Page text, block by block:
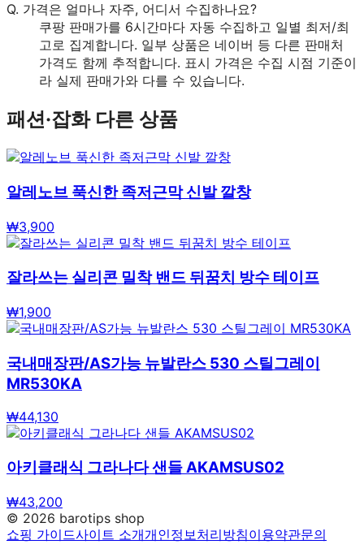
Q. 가격은 얼마나 자주, 어디서 수집하나요?
쿠팡 판매가를 6시간마다 자동 수집하고 일별 최저/최
고로 집계합니다. 일부 상품은 네이버 등 다른 판매처
가격도 함께 추적합니다. 표시 가격은 수집 시점 기준이
라 실제 판매가와 다를 수 있습니다.
패션·잡화다른 상품
알레노브 푹신한 족저근막 신발 깔창
₩3,900
잘라쓰는 실리콘 밀착 밴드 뒤꿈치 방수 테이프
₩1,900
국내매장판/AS가능 뉴발란스 530 스틸그레이
MR530KA
₩44,130
아키클래식 그라나다 샌들 AKAMSUS02
₩43,200
© 2026 barotips shop
쇼핑 가이드사이트 소개개인정보처리방침이용약관문의